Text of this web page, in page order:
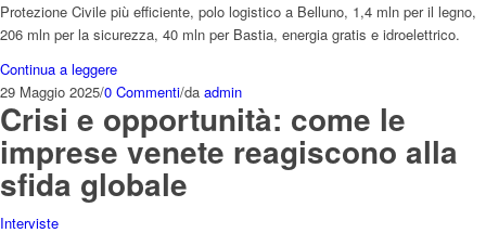
Protezione Civile più efficiente, polo logistico a Belluno, 1,4 mln per il legno,
206 mln per la sicurezza, 40 mln per Bastia, energia gratis e idroelettrico.
Continua a leggere
29 Maggio 2025/0 Commenti/da admin
Crisi e opportunità: come le
imprese venete reagiscono alla
sfida globale
Interviste